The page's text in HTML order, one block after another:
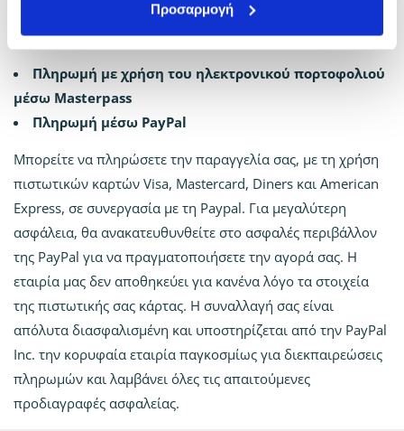
Προσαρμογή
Ολοκληρώνοντας την πληρωμή, θα λάβετε email με όλα τα
στοιχεία της παραγγελίας σας.
Πληρωμή με χρήση του ηλεκτρονικού πορτοφολιού
μέσω Masterpass
Πληρωμή μέσω PayPal
Μπορείτε να πληρώσετε την παραγγελία σας, με τη χρήση
πιστωτικών καρτών Visa, Mastercard, Diners και American
Express, σε συνεργασία με τη Paypal. Για μεγαλύτερη
ασφάλεια, θα ανακατευθυνθείτε στο ασφαλές περιβάλλον
της PayPal για να πραγματοποιήσετε την αγορά σας. Η
εταιρία μας δεν αποθηκεύει για κανένα λόγο τα στοιχεία
της πιστωτικής σας κάρτας. Η συναλλαγή σας είναι
απόλυτα διασφαλισμένη και υποστηρίζεται από την PayPal
Inc. την κορυφαία εταιρία παγκοσμίως για διεκπαιρεώσεις
πληρωμών και λαμβάνει όλες τις απαιτούμενες
προδιαγραφές ασφαλείας.